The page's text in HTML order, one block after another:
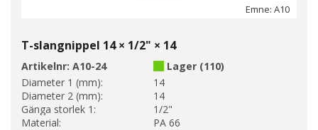
Emne: A10
T-slangnippel 14 × 1/2" × 14
Artikelnr: A10-24
Lager (110)
Diameter 1 (mm):
14
Diameter 2 (mm):
14
Gänga storlek 1:
1/2"
Material:
PA 66